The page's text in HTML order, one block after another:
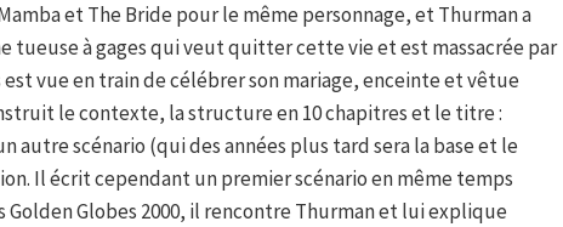
et The Bride pour le même personnage, et Thurman a
tueuse à gages qui veut quitter cette vie et est massacrée par
vue en train de célébrer son mariage, enceinte et vêtue
le contexte, la structure en 10 chapitres et le titre :
scénario (qui des années plus tard sera la base et le
Il écrit cependant un premier scénario en même temps
Golden Globes 2000, il rencontre Thurman et lui explique